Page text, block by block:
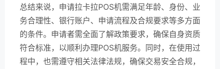
总结来说，申请拉卡拉POS机需满足年龄、身份、业
务合理性、银行账户、申请流程及合规要求等多方面
的条件。申请者需全面了解政策要求，确保自身资质
符合标准，以顺利办理POS机服务。同时，在使用过
程中，也需遵守相关法律法规，确保交易安全合规，